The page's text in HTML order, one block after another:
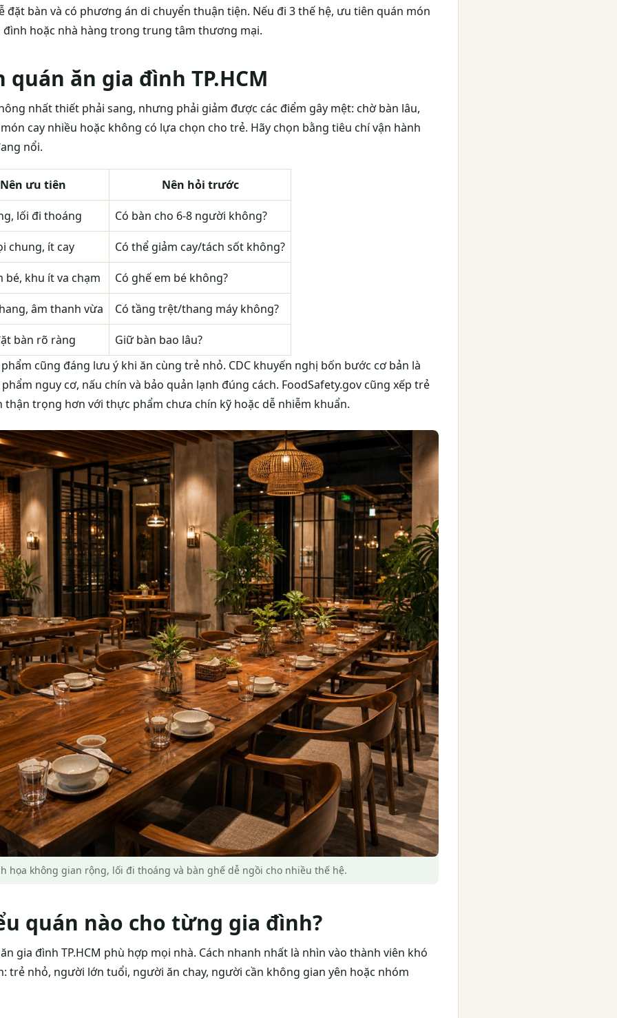
bàn và có phương án di chuyển thuận tiện. Nếu đi 3 thế hệ, ưu tiên quán món
đình hoặc nhà hàng trong trung tâm thương mại.
quán ăn gia đình TP.HCM
nhất thiết phải sang, nhưng phải giảm được các điểm gây mệt: chờ bàn lâu,
cay nhiều hoặc không có lựa chọn cho trẻ. Hãy chọn bằng tiêu chí vận hành
nổi.
Nên ưu tiên Nên hỏi trước
lối đi thoáng Có bàn cho 6-8 người không?
chung, ít cay Có thể giảm cay/tách sốt không?
bé, khu ít va chạm Có ghế em bé không?
âm thanh vừa Có tầng trệt/thang máy không?
bàn rõ ràng
Giữ bàn bao lâu?
cũng đáng lưu ý khi ăn cùng trẻ nhỏ. CDC khuyến nghị bốn bước cơ bản là
nguy cơ, nấu chín và bảo quản lạnh đúng cách. FoodSafety.gov cũng xếp trẻ
thận trọng hơn với thực phẩm chưa chín kỹ hoặc dễ nhiễm khuẩn.
họa không gian rộng, lối đi thoáng và bàn ghế dễ ngồi cho nhiều thế hệ.
quán nào cho từng gia đình?
gia đình TP.HCM phù hợp mọi nhà. Cách nhanh nhất là nhìn vào thành viên khó
trẻ nhỏ, người lớn tuổi, người ăn chay, người cần không gian yên hoặc nhóm